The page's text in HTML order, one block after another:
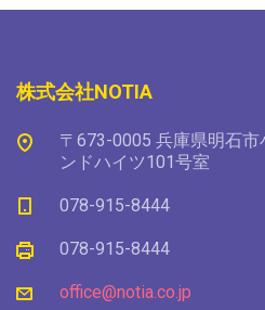
株式会社NOTIA
〒673-0005 兵庫県明石
ンドハイツ101号室
078-915-8444
078-915-8444
office@notia.co.jp